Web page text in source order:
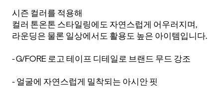
시즌 컬러를 적용해
컬러 톤온톤 스타일링에도 자연스럽게 어우러지며,
라운딩은 물론 일상에서도 활용도 높은 아이템입니다.
- G/FORE 로고 테이프 디테일로 브랜드 무드 강조
- 얼굴에 자연스럽게 밀착되는 아시안 핏